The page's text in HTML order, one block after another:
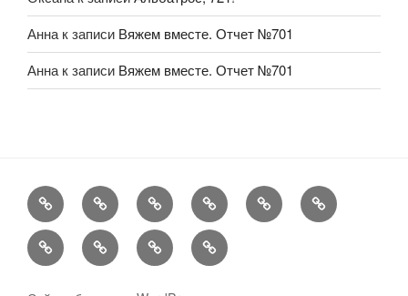
Аннак записи Вяжем вместе. Отчет №701
Аннак записи Вяжем вместе. Отчет №701
FAQ Рукоделие
А
еще
Мы КонкурсыОбменник
ХвастаемсяСтатьи Aukara
Shop
User
Profile